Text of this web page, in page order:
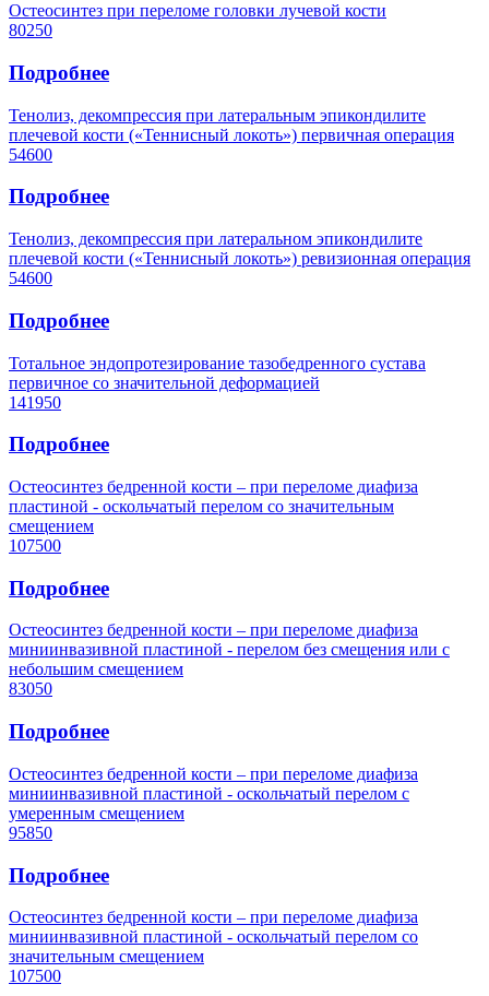
Остеосинтез при переломе головки лучевой кости
80250
Подробнее
Тенолиз, декомпрессия при латеральным эпикондилите
плечевой кости («Теннисный локоть») первичная операция
54600
Подробнее
Тенолиз, декомпрессия при латеральном эпикондилите
плечевой кости («Теннисный локоть») ревизионная операция
54600
Подробнее
Тотальное эндопротезирование тазобедренного сустава
первичное со значительной деформацией
141950
Подробнее
Остеосинтез бедренной кости – при переломе диафиза
пластиной - оскольчатый перелом со значительным
смещением
107500
Подробнее
Остеосинтез бедренной кости – при переломе диафиза
миниинвазивной пластиной - перелом без смещения или с
небольшим смещением
83050
Подробнее
Остеосинтез бедренной кости – при переломе диафиза
миниинвазивной пластиной - оскольчатый перелом с
умеренным смещением
95850
Подробнее
Остеосинтез бедренной кости – при переломе диафиза
миниинвазивной пластиной - оскольчатый перелом со
значительным смещением
107500